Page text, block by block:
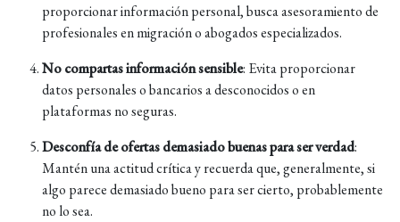
proporcionar información personal, busca asesoramiento de
profesionales en migración o abogados especializados.
No compartas información sensible: Evita proporcionar
datos personales o bancarios a desconocidos o en
plataformas no seguras.
Desconfía de ofertas demasiado buenas para ser verdad:
Mantén una actitud crítica y recuerda que, generalmente, si
algo parece demasiado bueno para ser cierto, probablemente
no lo sea.